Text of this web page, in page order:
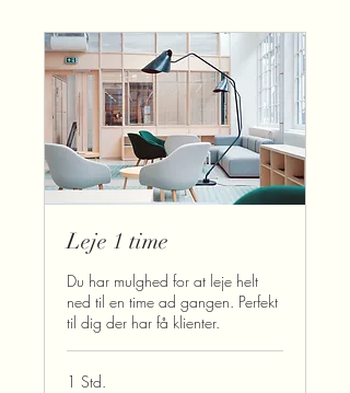
Leje 1 time
Du har mulghed for at leje helt
ned til en time ad gangen. Perfekt
til dig der har få klienter.
1 Std.